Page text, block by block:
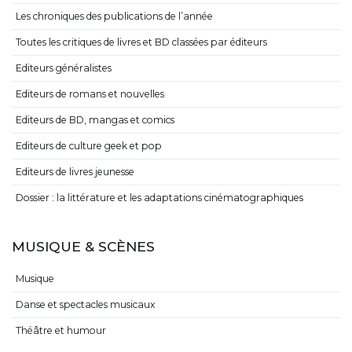
Les chroniques des publications de l’année
Toutes les critiques de livres et BD classées par éditeurs
Editeurs généralistes
Editeurs de romans et nouvelles
Editeurs de BD, mangas et comics
Editeurs de culture geek et pop
Editeurs de livres jeunesse
Dossier : la littérature et les adaptations cinématographiques
MUSIQUE & SCÈNES
Musique
Danse et spectacles musicaux
Théâtre et humour